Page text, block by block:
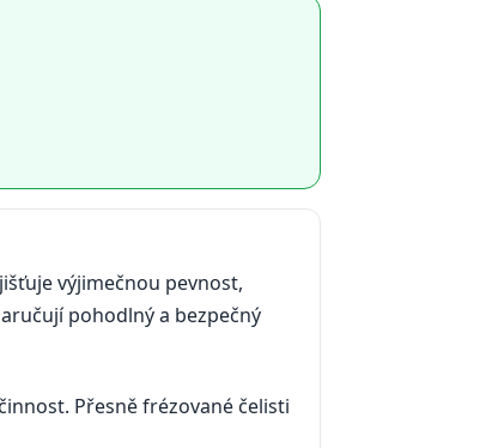
výjimečnou pevnost,
pohodlný a bezpečný
Přesně frézované čelisti